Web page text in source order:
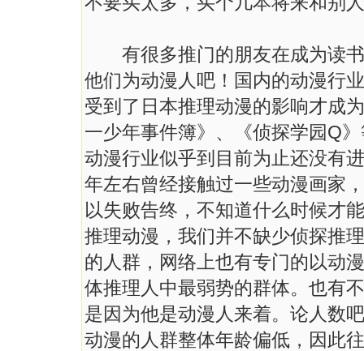
有很多推门的朋友在成为读书
他们为动漫人吧！国内的动漫行
受到了日本推理动漫的影响才成
一少年事件簿》、《侦探学园Q
动漫行业似乎到目前为止还没有
年左右曾经接触过一些动漫画家
以失败告终，不知道什么时候才
推理动漫，我们并不缺少侦探推
的人群，网络上也有专门的以动
体推理人中最弱势的群体。也有
是因为他是动漫人来着。论人数
动漫的人群整体年龄偏低，因此